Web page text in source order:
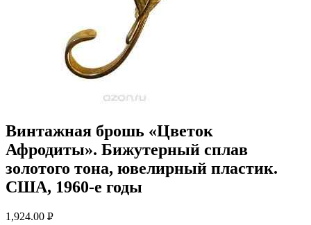
Винтажная брошь «Цветок
Афродиты». Бижутерный сплав
золотого тона, ювелирный пластик.
США, 1960-е годы
1,924.00 Р